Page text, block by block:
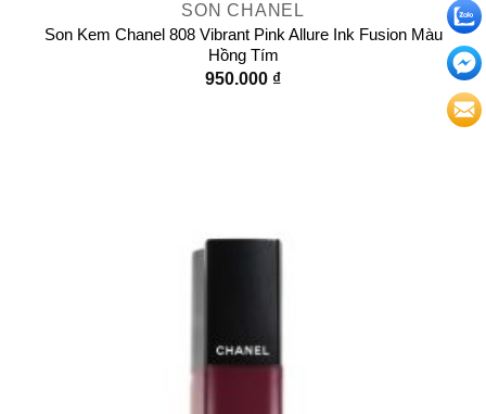
SON CHANEL
Son Kem Chanel 808 Vibrant Pink Allure Ink Fusion Màu
Hồng Tím
950.000 ₫